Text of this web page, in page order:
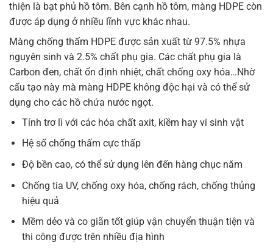
thiện là bạt phủ hồ tôm. Bên cạnh hồ tôm, màng HDPE còn
được áp dụng ở nhiều lĩnh vực khác nhau.
Màng chống thấm HDPE được sản xuất từ 97.5% nhựa
nguyên sinh và 2.5% chất phụ gia. Các chất phụ gia là
Carbon đen, chất ổn định nhiệt, chất chống oxy hóa…Nhờ
cấu tạo này mà màng HDPE không độc hại và có thể sử
dụng cho các hồ chứa nước ngọt.
Tính trơ lì với các hóa chất axit, kiềm hay vi sinh vật
Hệ số chống thấm cực thấp
Độ bền cao, có thể sử dụng lên đến hàng chục năm
Chống tia UV, chống oxy hóa, chống rách, chống thủng
hiệu quả
Mềm dẻo và co giãn tốt giúp vận chuyển thuận tiện và
thi công được trên nhiều địa hình